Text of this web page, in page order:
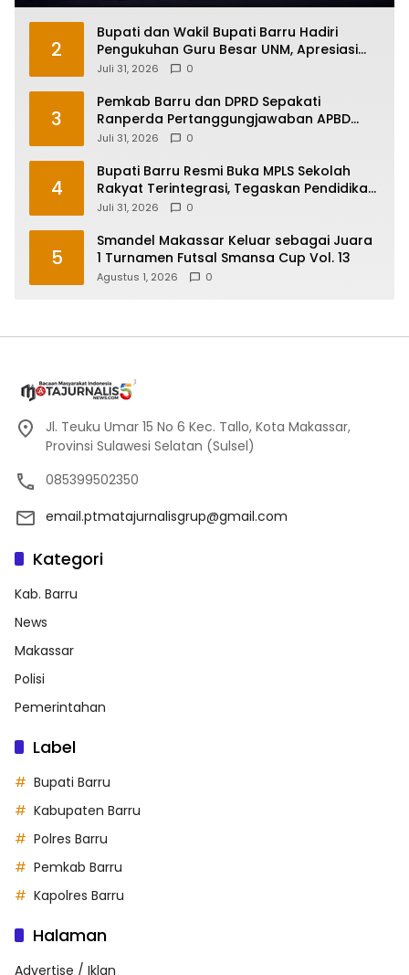
2
Bupati dan Wakil Bupati Barru Hadiri
Pengukuhan Guru Besar UNM, Apresiasi
Capaian Prof. Kamaruddin Hasan
Juli 31, 2026 0
3
Pemkab Barru dan DPRD Sepakati
Ranperda Pertanggungjawaban APBD
2025, Perkuat Komitmen Tata Kelola dan
Juli 31, 2026 0
4
Bupati Barru Resmi Buka MPLS Sekolah
Rakyat Terintegrasi, Tegaskan Pendidikan
Kunci Masa Depan Generasi
Juli 31, 2026 0
5
Smandel Makassar Keluar sebagai Juara
1 Turnamen Futsal Smansa Cup Vol. 13
Agustus 1, 2026 0
Jl. Teuku Umar 15 No 6 Kec. Tallo, Kota Makassar,
Provinsi Sulawesi Selatan (Sulsel)
085399502350
email.ptmatajurnalisgrup@gmail.com
Kategori
Kab. Barru
News
Makassar
Polisi
Pemerintahan
Label
Bupati Barru
Kabupaten Barru
Polres Barru
Pemkab Barru
Kapolres Barru
Halaman
Advertise / Iklan